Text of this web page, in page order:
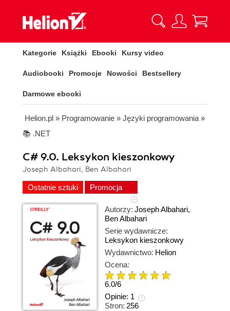
Kategorie Książki Ebooki Kursy video
Audiobooki Promocje Nowości Bestsellery
Darmowe ebooki
Helion.pl » Programowanie » Języki programowania »
📚 .NET
C# 9.0. Leksykon kieszonkowy
Joseph Albahari, Ben Albahari
Ostatnie sztuki Promocja
Autorzy: Joseph Albahari,
Ben Albahari
Serie wydawnicze:
Leksykon kieszonkowy
Wydawnictwo: Helion
Ocena:
6.0/6
Opinie: 1
Stron: 256